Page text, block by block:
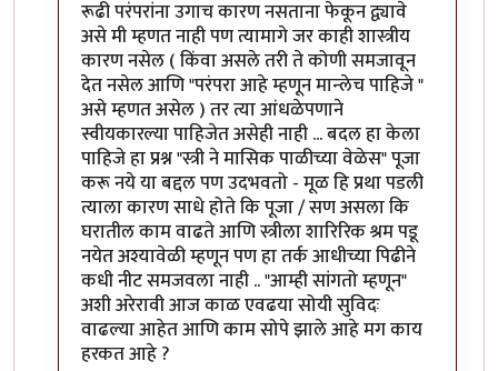
रूढी परंपरांना उगाच कारण नसताना फेकून द्व्यावे
असे मी म्हणत नाही पण त्यामागे जर काही शास्त्रीय
कारण नसेल ( किंवा असले तरी ते कोणी समजावून
देत नसेल आणि "परंपरा आहे म्हणून मान्लेच पाहिजे "
असे म्हणत असेल ) तर त्या आंधळेपणाने
स्वीयकारल्या पाहिजेत असेही नाही ... बदल हा केला
पाहिजे हा प्रश्न "स्त्री ने मासिक पाळीच्या वेळेस" पूजा
करू नये या बद्दल पण उदभवतो - मूळ हि प्रथा पडली
त्याला कारण साधे होते कि पूजा / सण असला कि
घरातील काम वाढते आणि स्त्रीला शारिरिक श्रम पडू
नयेत अश्यावेळी म्हणून पण हा तर्क आधीच्या पिढीने
कधी नीट समजवला नाही .. "आम्ही सांगतो म्हणून"
अशी अरेरावी आज काळ एवढया सोयी सुविदः
वाढल्या आहेत आणि काम सोपे झाले आहे मग काय
हरकत आहे ?